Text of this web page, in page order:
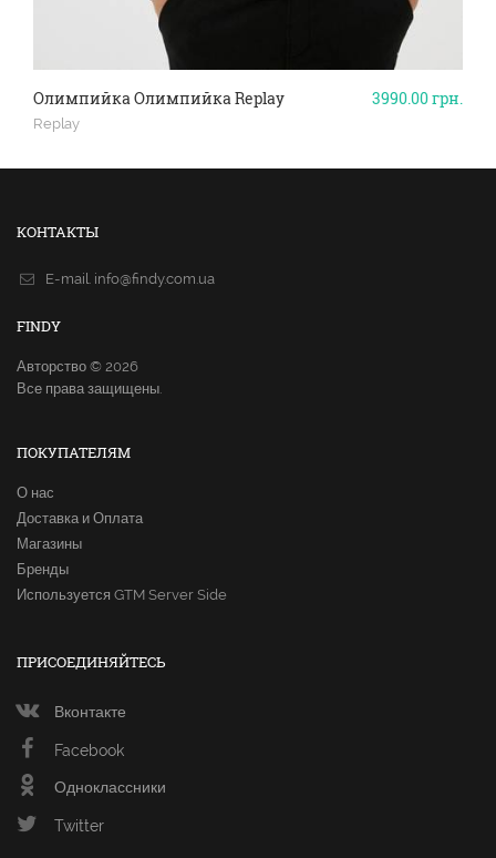
3990.00грн.
Олимпийка Олимпийка Replay
Replay
КОНТАКТЫ
E-mail. info@findy.com.ua
FINDY
Авторство © 2026
Все права защищены.
ПОКУПАТЕЛЯМ
О нас
Доставка и Оплата
Магазины
Бренды
Используется GTM Server Side
ПРИСОЕДИНЯЙТЕСЬ
Вконтакте
Facebook
Одноклассники
Twitter